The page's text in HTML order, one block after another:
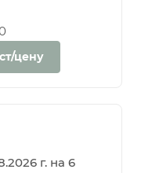
цену
г. на 6